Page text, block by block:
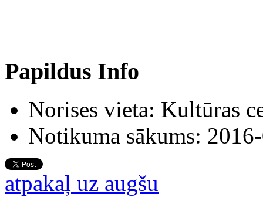
Papildus Info
Norises vieta: Kultūras
Notikuma sākums:
atpakaļ uz augšu